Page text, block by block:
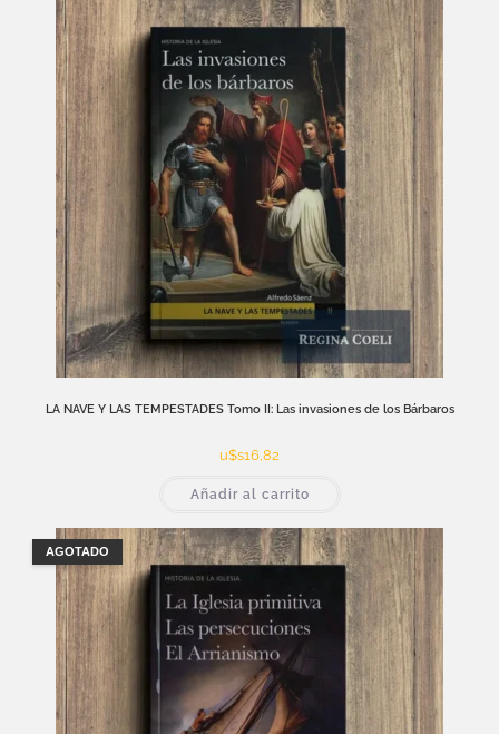
LA NAVE Y LAS TEMPESTADES Tomo II: Las invasiones de los Bárbaros
u$s16,82
Añadir al carrito
AGOTADO